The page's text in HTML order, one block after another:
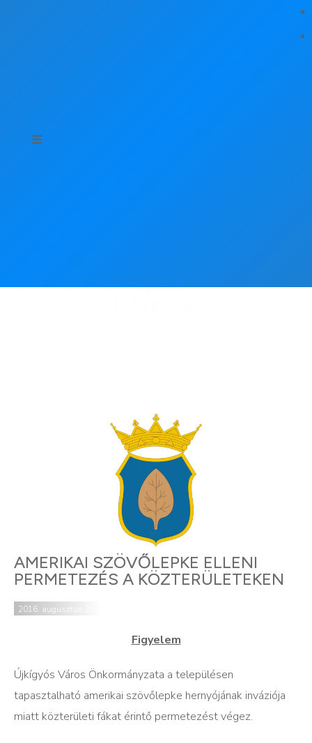
AMERIKAI SZÖVŐLEPKE ELLENI
PERMETEZÉS A KÖZTERÜLETEKEN
2016. augusztus 26.
Figyelem
Újkígyós Város Önkormányzata a településen
tapasztalható amerikai szövőlepke hernyójának inváziója
miatt közterületi fákat érintő permetezést végez.